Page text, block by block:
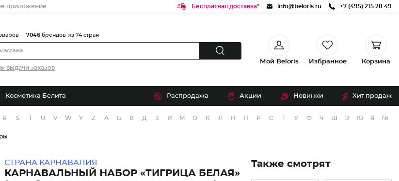
приложение Бесплатная доставка* info@beloris.ru +7 (495) 215 28 49
выдачи заказов
7046 брендов из 74 стран
Мой Beloris Избранное Корзина
Косметика Белита Распродажа Акции Новинки Хит продаж
R S T U V W Y Z А Б В Д З И М О К Л Н П Р С Т У Ф Ч Э Ю Я №
СТРАНА КАРНАВАЛИЯ
КАРНАВАЛЬНЫЙ НАБОР «ТИГРИЦА БЕЛАЯ»
Также смотрят